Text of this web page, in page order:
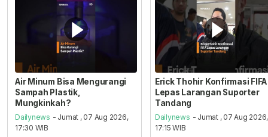
Air Minum Bisa Mengurangi
Sampah Plastik,
Mungkinkah?
Dailynews - Jumat , 07 Aug 2026,
17:30 WIB
Erick Thohir Konfirmasi FIFA
Lepas Larangan Suporter
Tandang
Dailynews - Jumat , 07 Aug 2026,
17:15 WIB